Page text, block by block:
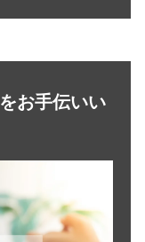
お手伝いい